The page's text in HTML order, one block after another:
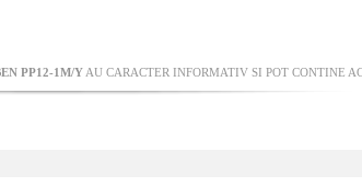
PP12-1M/YAU CARACTER INFORMATIV SI POT CONTINE